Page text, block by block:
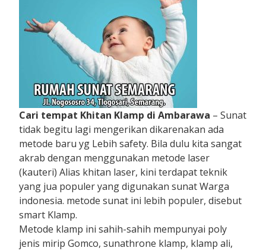
Cari tempat Khitan Klamp di Ambarawa – Sunat
tidak begitu lagi mengerikan dikarenakan ada
metode baru yg Lebih safety. Bila dulu kita sangat
akrab dengan menggunakan metode laser
(kauteri) Alias khitan laser, kini terdapat teknik
yang jua populer yang digunakan sunat Warga
indonesia. metode sunat ini lebih populer, disebut
smart Klamp.
Metode klamp ini sahih-sahih mempunyai poly
jenis mirip Gomco, sunathrone klamp, klamp ali,